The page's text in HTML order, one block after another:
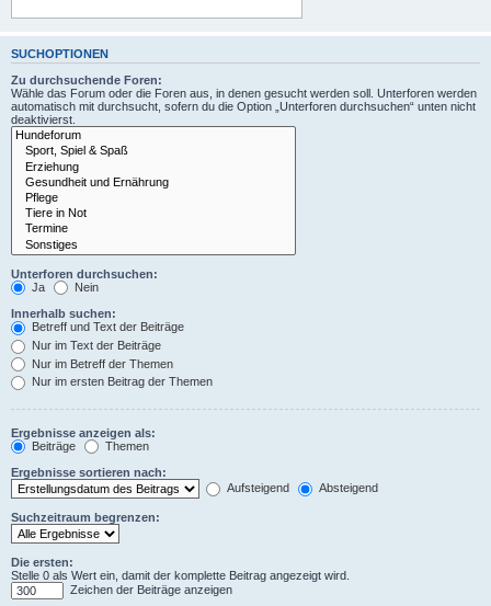
SUCHOPTIONEN
Zu durchsuchende Foren:
Wähle das Forum oder die Foren aus, in denen gesucht werden soll. Unterforen werden
automatisch mit durchsucht, sofern du die Option „Unterforen durchsuchen“ unten nicht
deaktivierst.
Unterforen durchsuchen:
Ja
Nein
Innerhalb suchen:
Betreff und Text der Beiträge
Nur im Text der Beiträge
Nur im Betreff der Themen
Nur im ersten Beitrag der Themen
Ergebnisse anzeigen als:
Beiträge
Themen
Ergebnisse sortieren nach:
Aufsteigend
Absteigend
Suchzeitraum begrenzen:
Die ersten:
Stelle 0 als Wert ein, damit der komplette Beitrag angezeigt wird.
Zeichen der Beiträge anzeigen